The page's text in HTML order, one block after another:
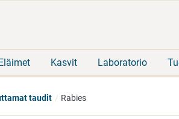
Kasvit Laboratorio
taudit Rabies